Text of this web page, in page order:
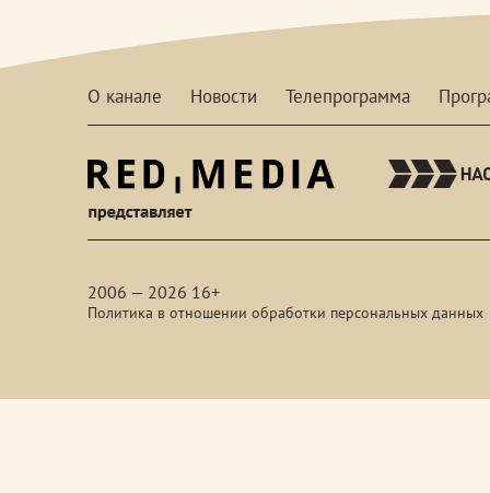
О канале Новости Телепрограмма
2006 — 2026 16+
Политика в отношении обработки персональных данных